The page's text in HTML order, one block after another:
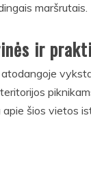
maršrutais.
ir
šios vietos